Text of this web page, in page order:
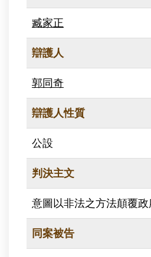
臧家正
辯護人
郭同奇
辯護人性質
公設
判決主文
意圖以非法之方法顛覆
同案被告